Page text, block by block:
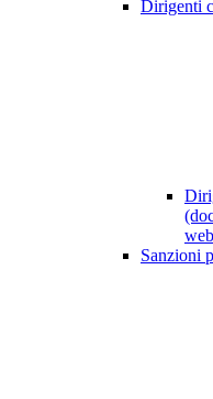
Dirigenti
Sanzioni